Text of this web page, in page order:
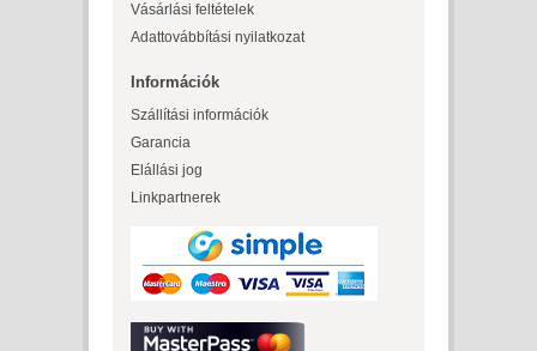
Vásárlási feltételek
Adattovábbítási nyilatkozat
Információk
Szállítási információk
Garancia
Elállási jog
Linkpartnerek